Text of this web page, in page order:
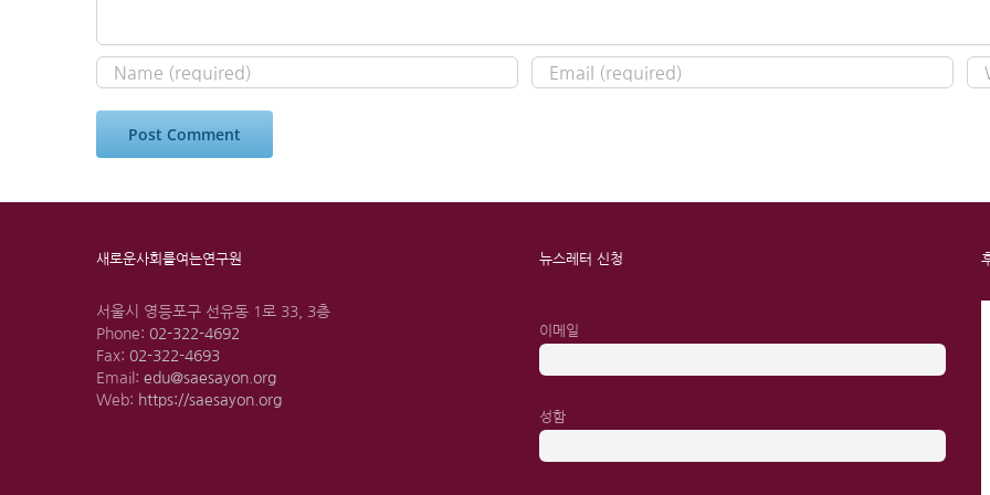
새로운사회를여는연구원
서울시 영등포구 선유동 1로 33, 3층
Phone: 02-322-4692
Fax: 02-322-4693
Email: edu@saesayon.org
Web: https://saesayon.org
뉴스레터 신청
이메일
성함